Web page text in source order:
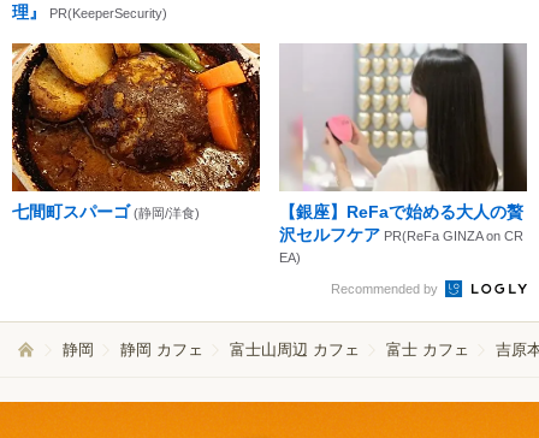
理』
PR(KeeperSecurity)
七間町スパーゴ (静岡/洋食)
【銀座】ReFaで始める大人の贅
沢セルフケア PR(ReFa GINZA on CR
EA)
Recommended by
静岡 静岡 カフェ 富士山周辺 カフェ 富士 カフェ 吉原